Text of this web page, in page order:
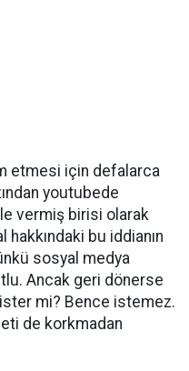
etmesi için defalarca
youtubede
vermiş birisi olarak
bu iddianın
sosyal medya
Ancak geri dönerse
mi? Bence istemez.
de korkmadan